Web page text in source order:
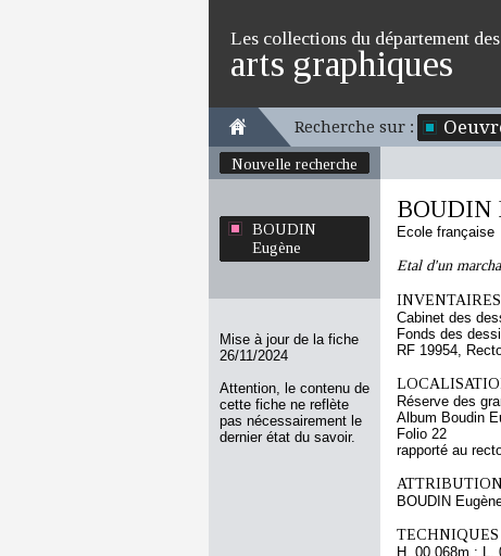
Les collections du département des
arts graphiques
Recherche sur :
Nouvelle recherche
BOUDIN
Eugène
Mise à jour de la fiche
26/11/2024
Attention, le contenu de
cette fiche ne reflète
pas nécessairement le
dernier état du savoir.
BOUDIN
Ecole française
Etal d'un
Cabinet des
Fonds des
RF 19954,
Réserve des
Album Boudin
Folio 22
rapporté au
BOUDIN
TECHNIQUES
H. 00,068m ; L.